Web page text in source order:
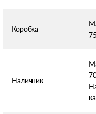
Коробка
Наличник
конфиденциальности